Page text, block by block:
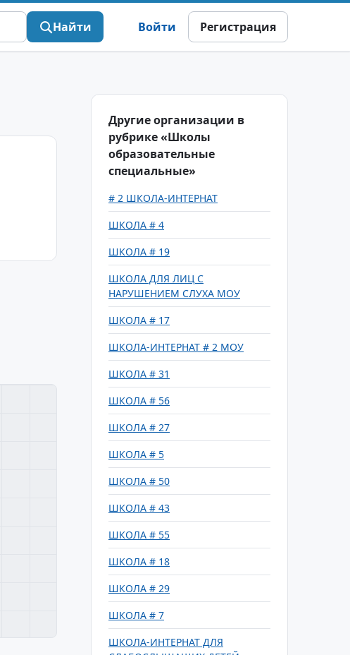
Найти Войти Регистрация
Другие организации в
рубрике «Школы
образовательные
специальные»
# 2 ШКОЛА-ИНТЕРНАТ
ШКОЛА # 4
ШКОЛА # 19
ШКОЛА ДЛЯ ЛИЦ С
НАРУШЕНИЕМ СЛУХА МОУ
ШКОЛА # 17
ШКОЛА-ИНТЕРНАТ # 2 МОУ
ШКОЛА # 31
ШКОЛА # 56
ШКОЛА # 27
ШКОЛА # 5
ШКОЛА # 50
ШКОЛА # 43
ШКОЛА # 55
ШКОЛА # 18
ШКОЛА # 29
ШКОЛА # 7
ШКОЛА-ИНТЕРНАТ ДЛЯ